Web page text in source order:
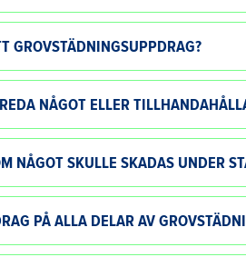
GROVSTÄDNINGSUPPDRAG?
NÅGOT ELLER
NÅGOT SKULLE SKADAS UNDER
PÅ ALLA DELAR AV